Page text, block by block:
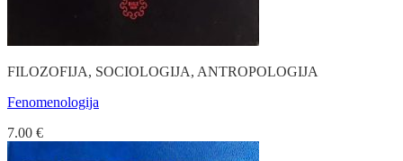
FILOZOFIJA, SOCIOLOGIJA, ANTROPOLOGIJA
Fenomenologija
7.00 €